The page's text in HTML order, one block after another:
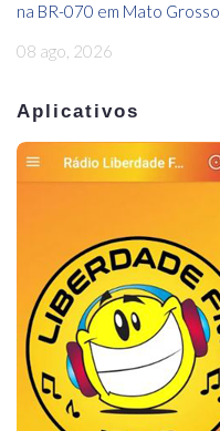
na BR-070 em Mato Grosso
08 ago, 2026
Aplicativos